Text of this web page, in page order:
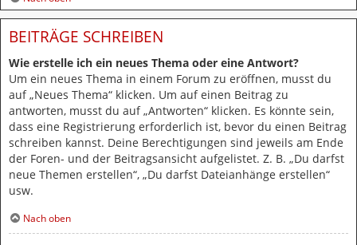
BEITRÄGE SCHREIBEN
Wie erstelle ich ein neues Thema oder eine Antwort?
Um ein neues Thema in einem Forum zu eröffnen, musst du
auf „Neues Thema“ klicken. Um auf einen Beitrag zu
antworten, musst du auf „Antworten“ klicken. Es könnte sein,
dass eine Registrierung erforderlich ist, bevor du einen Beitrag
schreiben kannst. Deine Berechtigungen sind jeweils am Ende
der Foren- und der Beitragsansicht aufgelistet. Z. B. „Du darfst
neue Themen erstellen“, „Du darfst Dateianhänge erstellen“
usw.
Nach oben